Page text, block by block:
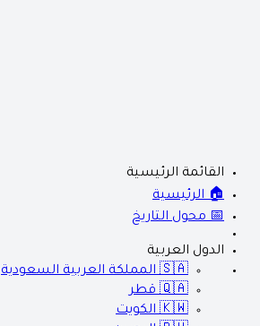
القائمة الرئيسية
🏠 الرئيسية
📅 محول التاريخ
الدول العربية
🇸🇦 المملكة العربية السعودية
🇶🇦 قطر
🇰🇼 الكويت